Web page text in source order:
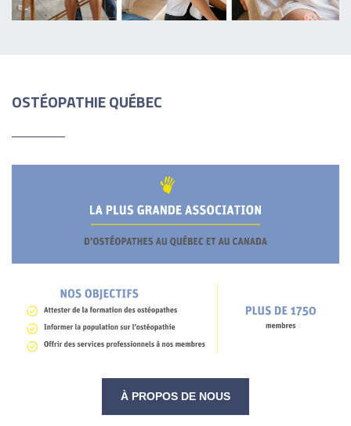
OSTÉOPATHIE QUÉBEC
À PROPOS DE NOUS